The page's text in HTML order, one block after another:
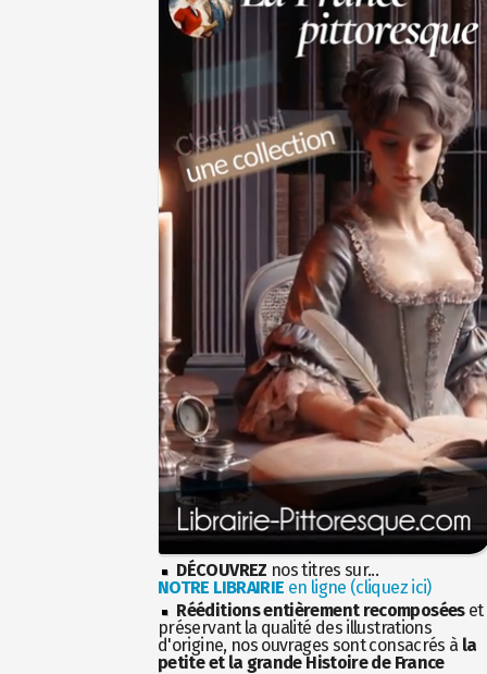
DÉCOUVREZ nos titres sur...
NOTRE LIBRAIRIE en ligne (cliquez ici)
Rééditions entièrement recomposéeset
préservant la qualité des illustrations
d'origine, nos ouvrages sont consacrés à la
petite et la grande Histoire de France